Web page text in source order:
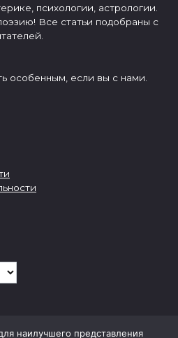
психологии, астрологии.
Все статьи подобраны с
особенным, если вы с нами.
наилучшего представления